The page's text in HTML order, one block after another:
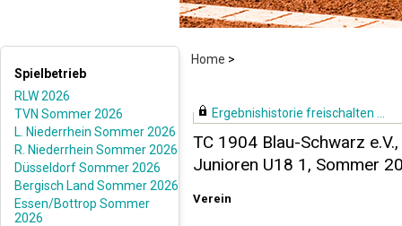
Home >
Spielbetrieb
RLW 2026
TVN Sommer 2026
L. Niederrhein Sommer 2026
R. Niederrhein Sommer 2026
Düsseldorf Sommer 2026
Bergisch Land Sommer 2026
Essen/Bottrop Sommer
2026
Ergebnishistorie freischalten ...
TC 1904 Blau-Schwarz
Junioren U18 1, Sommer
Verein